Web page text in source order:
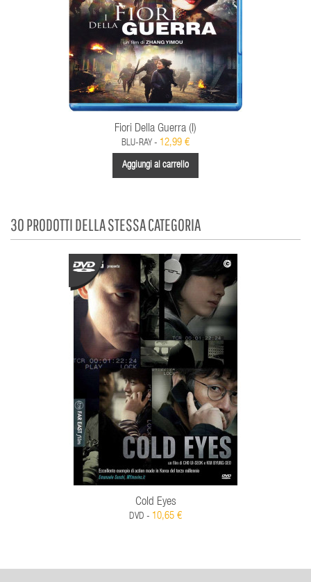
Fiori Della Guerra (I)
BLU-RAY - 12,99 €
Aggiungi al carrello
30 PRODOTTI DELLA STESSA CATEGORIA
Cold Eyes
DVD - 10,65 €